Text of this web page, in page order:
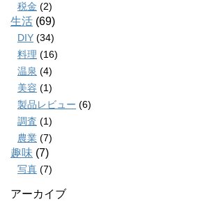
税金 (2)
生活 (69)
DIY (34)
料理 (16)
温泉 (4)
美容 (1)
製品レビュー (6)
調査 (1)
農業 (7)
趣味 (7)
写真 (7)
アーカイブ